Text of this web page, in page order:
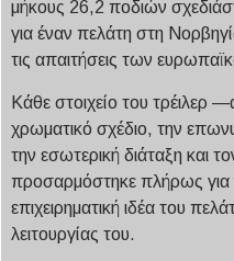
μήκους 26,2 ποδιών
για έναν πελάτη στη
τις απαιτήσεις των
Κάθε στοιχείο του τρέιλερ
χρωματικό σχέδιο, την
την εσωτερική διάταξη και
προσαρμόστηκε πλήρως για
επιχειρηματική ιδέα του
λειτουργίας του.